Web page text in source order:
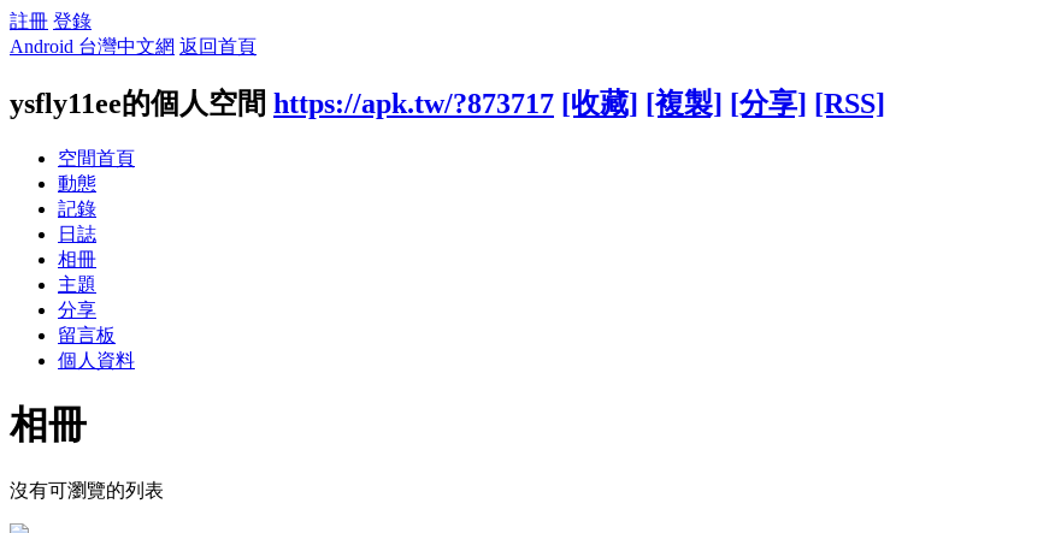
註冊 登錄
Android 台灣中文網 返回首頁
ysfly11ee的個人空間 https://apk.tw/?873717 [收藏] [複製] [分享] [RSS]
空間首頁
動態
記錄
日誌
相冊
主題
分享
留言板
個人資料
相冊
沒有可瀏覽的列表